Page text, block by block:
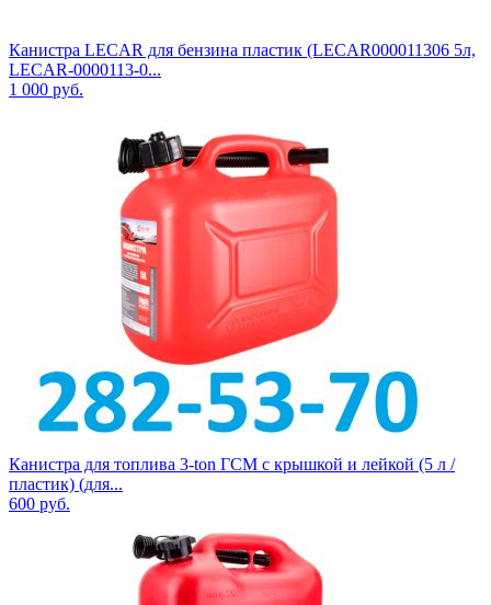
Канистра LECAR для бензина пластик (LECAR000011306 5л,
LECAR-0000113-0...
1 000 руб.
Канистра для топлива 3-ton ГСМ с крышкой и лейкой (5 л /
пластик) (для...
600 руб.